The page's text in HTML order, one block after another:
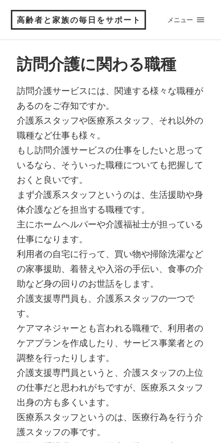
高齢者と家族の毎日をサポート メニュー
訪問介護に関わる職種
訪問介護サービスには、関連する様々な職種が
あるのをご存知ですか。
介護系スタッフや医療系スタッフ、それ以外の
職種など仕事も様々。
もし訪問介護サービスの仕事をしたいと思って
いるなら、そういった職種についても把握して
おくと良いです。
まず介護系スタッフというのは、生活援助や身
体介護などを担当する職種です。
主にホームヘルパーや介護福祉士が担っている
仕事になります。
利用者の自宅に行って、買い物や掃除洗濯など
の家事援助、着替えや入浴の手伝い、食事の介
助など身の回りのお世話をします。
介護支援専門員も、介護系スタッフの一つで
す。
ケアマネジャーとも言われる職種で、利用者の
ケアプランを作成したり、サービス事業者との
調整を行ったりします。
介護支援専門員というと、介護スタッフの上位
の仕事だと思われがちですが、医療系スタッフ
出身の方も多くいます。
医療系スタッフというのは、医療行為を行う介
護スタッフの事です。